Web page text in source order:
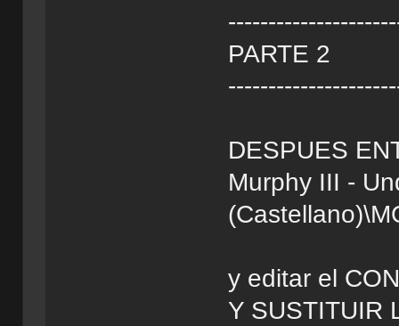
PARTE 2
DESPUES
Murphy III -
y editar el
Y SUSTITUIR